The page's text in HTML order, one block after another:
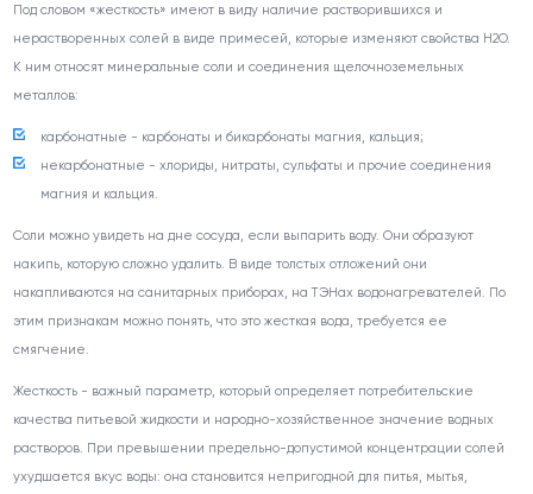
Под словом «жесткость» имеют в виду наличие растворившихся и
нерастворенных солей в виде примесей, которые изменяют свойства Н2О.
К ним относят минеральные соли и соединения щелочноземельных
металлов:
карбонатные - карбонаты и бикарбонаты магния, кальция;
некарбонатные - хлориды, нитраты, сульфаты и прочие соединения
магния и кальция.
Соли можно увидеть на дне сосуда, если выпарить воду. Они образуют
накипь, которую сложно удалить. В виде толстых отложений они
накапливаются на санитарных приборах, на ТЭНах водонагревателей. По
этим признакам можно понять, что это жесткая вода, требуется ее
смягчение.
Жесткость - важный параметр, который определяет потребительские
качества питьевой жидкости и народно-хозяйственное значение водных
растворов. При превышении предельно-допустимой концентрации солей
ухудшается вкус воды: она становится непригодной для питья, мытья,